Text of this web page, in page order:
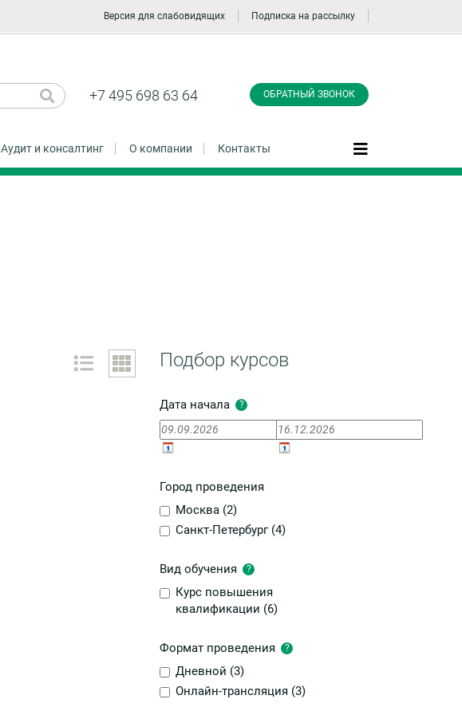
Версия для слабовидящих Подписка на рассылку
+7 495 698 63 64 ОБРАТНЫЙ ЗВОНОК
Аудит и консалтинг О компании Контакты
Подбор курсов
Дата начала ?
Город проведения
Москва (2)
Санкт-Петербург (4)
Вид обучения ?
Курс повышения
квалификации (6)
Формат проведения ?
Дневной (3)
Онлайн-трансляция (3)
звонок